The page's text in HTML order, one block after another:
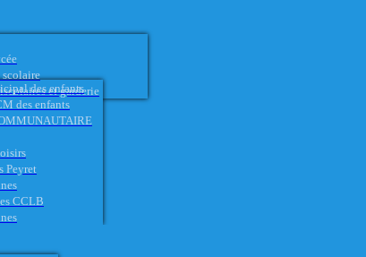
scolaire
et garderie
des enfants
des enfants
Peyret
CCLB